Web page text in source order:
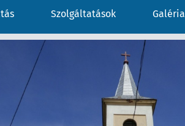
Szolgáltatások Galéria